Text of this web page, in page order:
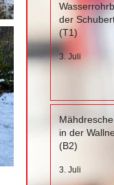
der
(T1)
3. Juli
in der
(B2)
3. Juli